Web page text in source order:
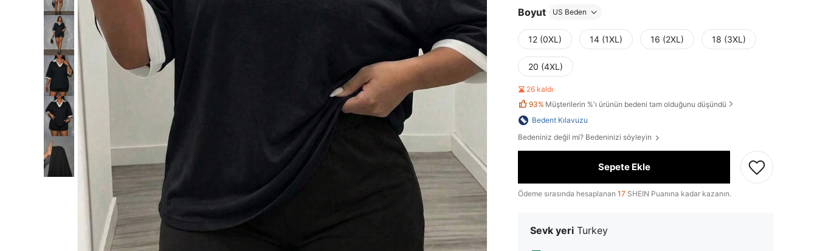
Boyut US Beden
12 (0XL) 14 (1XL) 16 (2XL) 18 (3XL)
20 (4XL)
26 kaldı
93% Müşterilerin %'ı ürünün bedeni tam olduğunu düşündü
Bedent Kılavuzu
Bedeniniz değil mi? Bedeninizi söyleyin
Sepete Ekle
Ödeme sırasında hesaplanan 17 SHEIN Puanına kadar kazanın.
Sevk yeri Turkey